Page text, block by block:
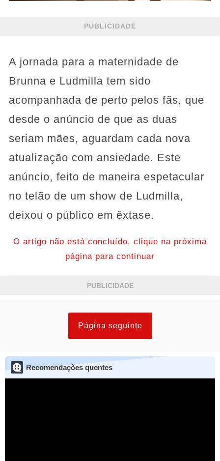
PUBLICIDADE
A jornada para a maternidade de
Brunna e Ludmilla tem sido
acompanhada de perto pelos fãs, que
desde o anúncio de que as duas
seriam mães, aguardam cada nova
atualização com ansiedade. Este
anúncio, feito de maneira espetacular
no telão de um show de Ludmilla,
deixou o público em êxtase.
O artigo não está concluído, clique na próxima
página para continuar
PUBLICIDADE
Página seguinte
Recomendações quentes